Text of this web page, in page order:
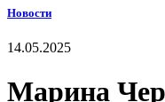
Новости
14.05.2025
Марина